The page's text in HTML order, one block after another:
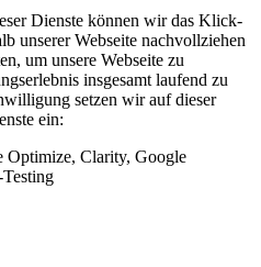
Dienste können wir das Klick-
unserer Webseite nachvollziehen
um unsere Webseite zu
insgesamt laufend zu
setzen wir auf dieser
ein:
Optimize, Clarity, Google